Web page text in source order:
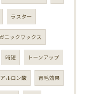
ラスター
ニックワックス
時短 トーンアップ
ルロン酸 育毛効果